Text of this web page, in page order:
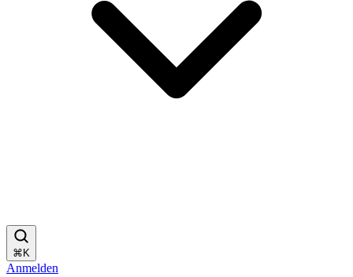
⌘ K
Anmelden